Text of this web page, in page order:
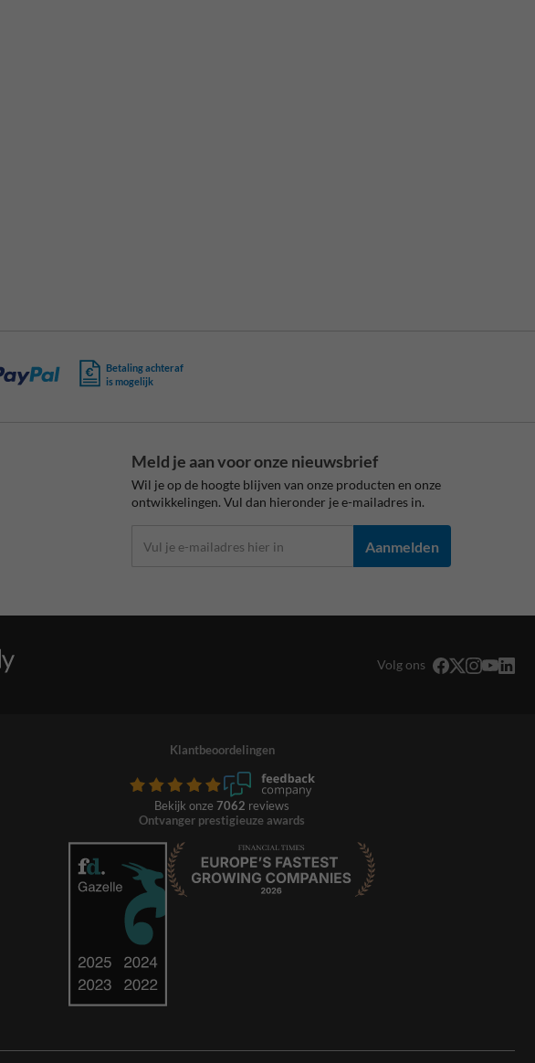
Betaling achteraf
is mogelijk
Meld je aan voor onze nieuwsbrief
Wil je op de hoogte blijven van onze producten en onze
ontwikkelingen. Vul dan hieronder je e-mailadres in.
Aanmelden
Volg ons
Klantbeoordelingen
Bekijk onze 7062 reviews
Ontvanger prestigieuze awards